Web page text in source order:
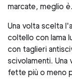
marcate, meglio è.
Una volta scelta
coltello con lama
con taglieri
scivolamenti.
fette più o meno